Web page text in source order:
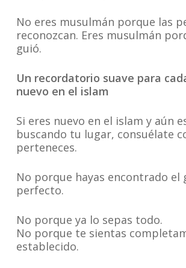
No eres musulmán porque las
reconozcan. Eres musulmán
guió.
Un recordatorio suave para
nuevo en el islam
Si eres nuevo en el islam y aún
buscando tu lugar, consuélate
perteneces.
No porque hayas encontrado el
perfecto.
No porque ya lo sepas todo.
No porque te sientas
establecido.